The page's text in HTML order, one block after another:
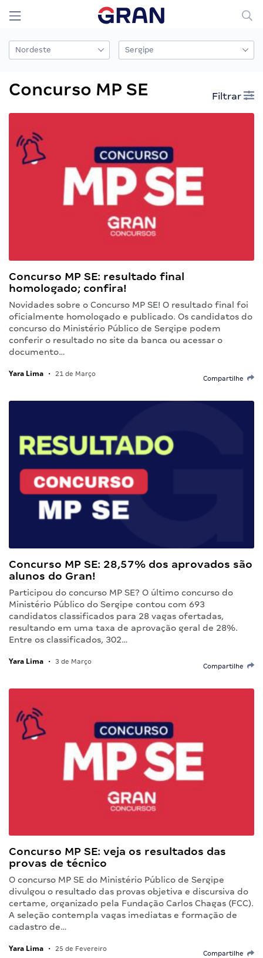
Concurso MP SE Filtrar
Concurso MP SE: resultado final
homologado; confira!
Novidades sobre o Concurso MP SE! O resultado final foi
oficialmente homologado e publicado. Os candidatos do
concurso do Ministério Público de Sergipe podem
conferir o resultado no site da banca ou acessar o
documento…
Yara Lima • 21 de Março
Compartilhe
Concurso MP SE: 28,57% dos aprovados são
alunos do Gran!
Participou do concurso MP SE? O último concurso do
Ministério Público do Sergipe contou com 693
candidatos classificados para 28 vagas ofertadas,
resultando em uma taxa de aprovação geral de 28%.
Entre os classificados, 302…
Yara Lima • 3 de Março
Compartilhe
Concurso MP SE: veja os resultados das
provas de técnico
O concurso MP SE do Ministério Público de Sergipe
divulgou o resultado das provas objetiva e discursiva do
certame, organizado pela Fundação Carlos Chagas (FCC).
A seleção contempla vagas imediatas e formação de
cadastro de…
Yara Lima • 25 de Fevereiro
Compartilhe